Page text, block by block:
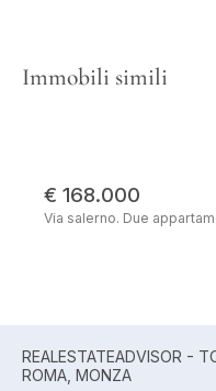
Immobili simili
€ 168.000
Via salerno. Due
REALESTATEADVISOR -
ROMA, MONZA